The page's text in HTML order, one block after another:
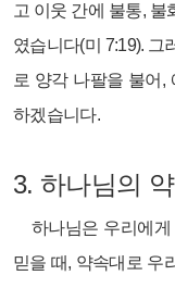
고 이웃 간에 불통,
였습니다(미 7:19). 그
로 양각 나팔을 불어,
하겠습니다.
3. 하나님의
하나님은 우리에
믿을 때, 약속대로 우